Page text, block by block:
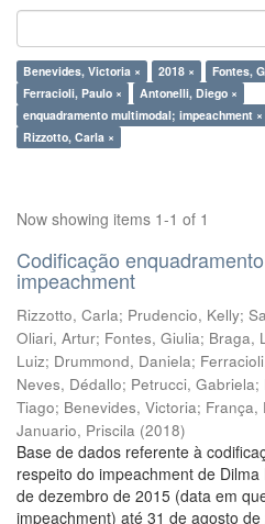
Benevides, Victoria × 2018 × Fontes,
Ferracioli, Paulo ×
Antonelli, Diego ×
enquadramento multimodal; impeachment ×
Rizzotto, Carla ×
Now showing items 1-1 of 1
Codificação
impeachment
Rizzotto, Carla; Prudencio, Kelly;
Oliari, Artur; Fontes, Giulia; Braga,
Luiz; Drummond, Daniela;
Neves, Dédallo; Petrucci, Gabriela;
Tiago; Benevides, Victoria; França,
Januario, Priscila (2018)
Base de dados referente à
respeito do impeachment de
de dezembro de 2015 (data em
impeachment) até 31 de agosto de